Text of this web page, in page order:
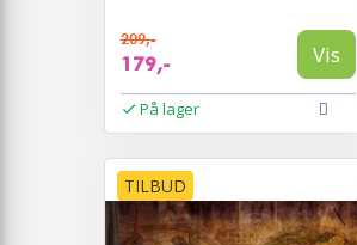
209,-
179,- Vis
På lager
TILBUD